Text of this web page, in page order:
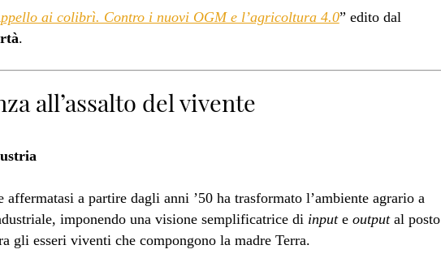
ai colibrì. Contro i nuovi OGM e l’agricoltura 4.0” edito dal
.
all’assalto del vivente
affermatasi a partire dagli anni ’50 ha trasformato l’ambiente agrario a
imponendo una visione semplificatrice di inpute outputal posto
gli esseri viventi che compongono la madre Terra.